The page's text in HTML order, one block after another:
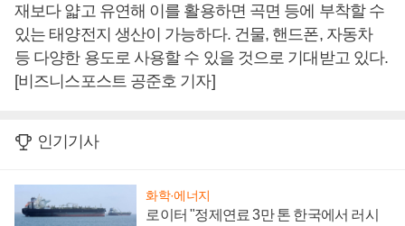
재보다 얇고 유연해 이를 활용하면 곡면 등에 부착할 수
있는 태양전지 생산이 가능하다. 건물, 핸드폰, 자동차
등 다양한 용도로 사용할 수 있을 것으로 기대받고 있다.
[비즈니스포스트 공준호 기자]
인기기사
화학·에너지
로이터 "정제연료 3만 톤 한국에서 러시